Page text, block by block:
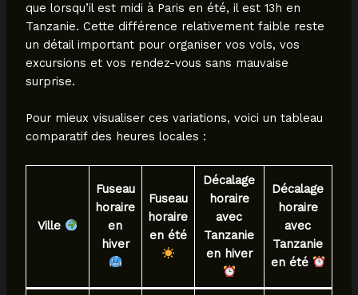
que lorsqu’il est midi à Paris en été, il est 13h en
Tanzanie. Cette différence relativement faible reste
un détail important pour organiser vos vols, vos
excursions et vos rendez-vous sans mauvaise
surprise.
Pour mieux visualiser ces variations, voici un tableau
comparatif des heures locales :
Ville
Fuseau
horaire
en
hiver
Fuseau
horaire
en été
Décalage
horaire
avec
Tanzanie
en hiver
Décalage
horaire
avec
Tanzanie
en été